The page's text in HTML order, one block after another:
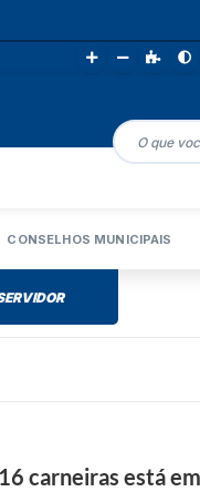
CONSELHOS MUNICIPAIS
carneiras está